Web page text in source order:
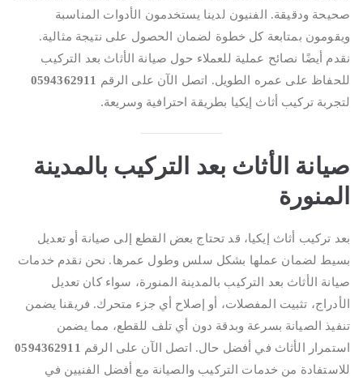
صحيحة ودقيقة. الفنيون لدينا يستخدمون الأدوات المناسبة
ويقومون بمتابعة كل خطوة لضمان الحصول على نتيجة مثالية.
نقدم أيضًا نصائح عملية للعملاء حول صيانة الأثاث بعد التركيب
للحفاظ على عمره الطويل. اتصل الآن على الرقم
0594362911
لتجربة تركيب أثاث إيكيا بطريقة احترافية وسريعة.
صيانة الأثاث بعد التركيب بالمدينة
المنورة
بعد تركيب أثاث إيكيا، قد تحتاج بعض القطع إلى صيانة أو تعديل
بسيط لضمان عملها بشكل سلس وطول عمرها. نحن نقدم خدمات
صيانة الأثاث بعد التركيب بالمدينة المنورة، سواء كان تعديل
الأدراج، تثبيت المفصلات، أو إصلاح أي جزء متحرك. فريقنا يضمن
تنفيذ الصيانة بسرعة وبدقة دون أي تلف للقطع، مما يضمن
استمرار الأثاث في أفضل حال. اتصل الآن على الرقم 0594362911
للاستفادة من خدمات التركيب والصيانة مع أفضل الفنيين في